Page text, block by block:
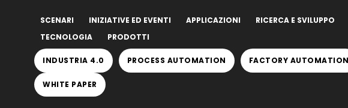
SCENARI INIZIATIVE ED EVENTI APPLICAZIONI
RICERCA E SVILUPPO
TECNOLOGIA
PRODOTTI
INDUSTRIA 4.0 PROCESS AUTOMATION FACTORY AUTOMATION
WHITE PAPER